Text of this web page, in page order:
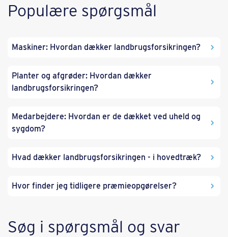
Populære spørgsmål
Maskiner: Hvordan dækker landbrugsforsikringen?
Planter og afgrøder: Hvordan dækker
landbrugsforsikringen?
Medarbejdere: Hvordan er de dækket ved uheld og
sygdom?
Hvad dækker landbrugsforsikringen - i hovedtræk?
Hvor finder jeg tidligere præmieopgørelser?
Søg i spørgsmål og svar